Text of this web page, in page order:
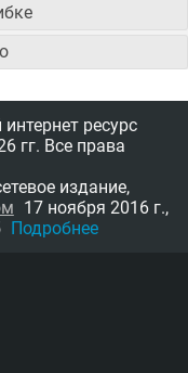
ресурс
гг. Все права
издание,
17 ноября 2016 г.,
Подробнее